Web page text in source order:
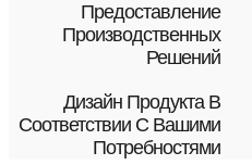
Предоставление
Производственных
Решений
Дизайн Продукта В
Соответствии С Вашими
Потребностями